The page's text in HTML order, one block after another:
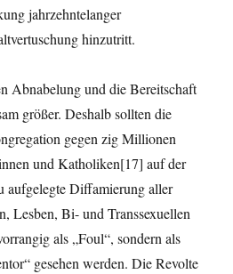
jahrzehntelanger
hinzutritt.
Abnabelung und die Bereitschaft
größer. Deshalb sollten die
gegen zig Millionen
und Katholiken[17] auf der
aufgelegte Diffamierung aller
Lesben, Bi- und Transsexuellen
als „Foul“, sondern als
gesehen werden. Die Revolte